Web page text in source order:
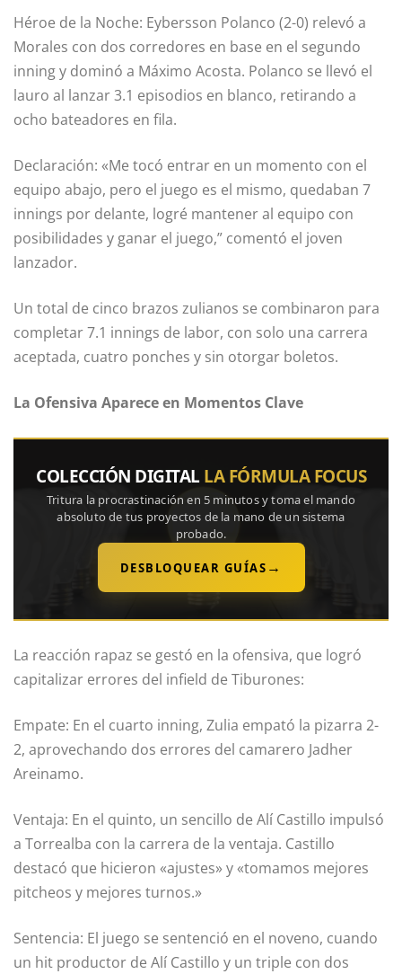
Héroe de la Noche: Eybersson Polanco (2-0) relevó a
Morales con dos corredores en base en el segundo
inning y dominó a Máximo Acosta. Polanco se llevó el
lauro al lanzar 3.1 episodios en blanco, retirando a
ocho bateadores en fila.
Declaración: «Me tocó entrar en un momento con el
equipo abajo, pero el juego es el mismo, quedaban 7
innings por delante, logré mantener al equipo con
posibilidades y ganar el juego,” comentó el joven
lanzador.
Un total de cinco brazos zulianos se combinaron para
completar 7.1 innings de labor, con solo una carrera
aceptada, cuatro ponches y sin otorgar boletos.
La Ofensiva Aparece en Momentos Clave
COLECCIÓN DIGITAL LA FÓRMULA FOCUS
Tritura la procrastinación en 5 minutos y toma el mando
absoluto de tus proyectos de la mano de un sistema
probado.
DESBLOQUEAR GUÍAS →
La reacción rapaz se gestó en la ofensiva, que logró
capitalizar errores del infield de Tiburones:
Empate: En el cuarto inning, Zulia empató la pizarra 2-
2, aprovechando dos errores del camarero Jadher
Areinamo.
Ventaja: En el quinto, un sencillo de Alí Castillo impulsó
a Torrealba con la carrera de la ventaja. Castillo
destacó que hicieron «ajustes» y «tomamos mejores
pitcheos y mejores turnos.»
Sentencia: El juego se sentenció en el noveno, cuando
un hit productor de Alí Castillo y un triple con dos